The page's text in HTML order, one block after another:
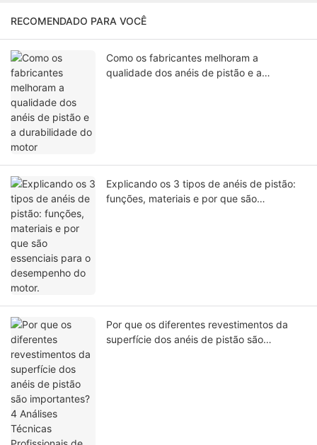
RECOMENDADO PARA VOCÊ
Como os fabricantes melhoram a
qualidade dos anéis de pistão e a
Explicando os 3 tipos de anéis de pistão:
funções, materiais e por que são
Por que os diferentes revestimentos da
superfície dos anéis de pistão são